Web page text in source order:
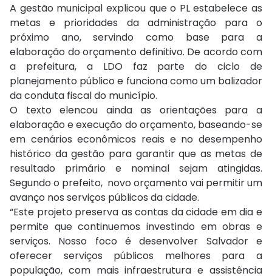
A gestão municipal explicou que o PL estabelece as
metas e prioridades da administração para o
próximo ano, servindo como base para a
elaboração do orçamento definitivo. De acordo com
a prefeitura, a LDO faz parte do ciclo de
planejamento público e funciona como um balizador
da conduta fiscal do município.
O texto elencou ainda as orientações para a
elaboração e execução do orçamento, baseando-se
em cenários econômicos reais e no desempenho
histórico da gestão para garantir que as metas de
resultado primário e nominal sejam atingidas.
Segundo o prefeito, novo orçamento vai permitir um
avanço nos serviços públicos da cidade.
“Este projeto preserva as contas da cidade em dia e
permite que continuemos investindo em obras e
serviços. Nosso foco é desenvolver Salvador e
oferecer serviços públicos melhores para a
população, com mais infraestrutura e assistência